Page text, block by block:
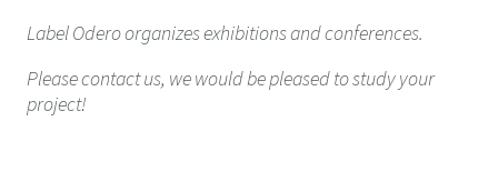
Label Odero organizes exhibitions and conferences.
Please contact us, we would be pleased to study your
project!